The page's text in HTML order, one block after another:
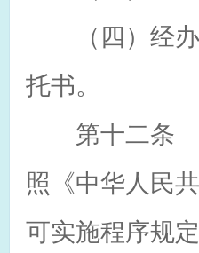
（四）经办
托书。
第十二条 设
照《中华人民
可实施程序规